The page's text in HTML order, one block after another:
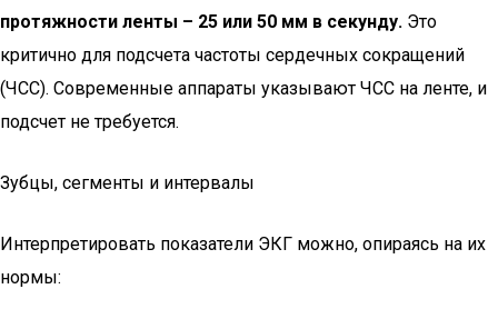
протяжности ленты – 25 или 50 мм в секунду. Это
критично для подсчета частоты сердечных сокращений
(ЧСС). Современные аппараты указывают ЧСС на ленте, и
подсчет не требуется.
Зубцы, сегменты и интервалы
Интерпретировать показатели ЭКГ можно, опираясь на их
нормы: